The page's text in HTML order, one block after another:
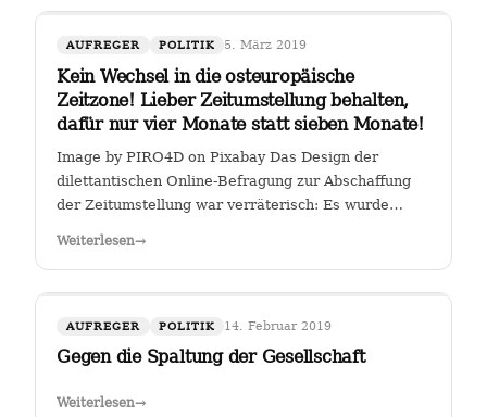
AUFREGER POLITIK 5. März 2019
Kein Wechsel in die osteuropäische
Zeitzone! Lieber Zeitumstellung behalten,
dafür nur vier Monate statt sieben Monate!
Image by PIRO4D on Pixabay Das Design der
dilettantischen Online-Befragung zur Abschaffung
der Zeitumstellung war verräterisch: Es wurde
Weiterlesen→
AUFREGER POLITIK 14. Februar 2019
Gegen die Spaltung der Gesellschaft
Weiterlesen→